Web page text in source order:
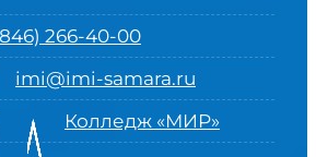
266-40-00
imi@imi-samara.ru
Колледж «МИР»